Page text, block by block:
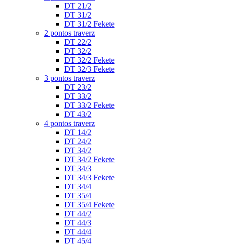
DT 21/2
DT 31/2
DT 31/2 Fekete
2 pontos traverz
DT 22/2
DT 32/2
DT 32/2 Fekete
DT 32/3 Fekete
3 pontos traverz
DT 23/2
DT 33/2
DT 33/2 Fekete
DT 43/2
4 pontos traverz
DT 14/2
DT 24/2
DT 34/2
DT 34/2 Fekete
DT 34/3
DT 34/3 Fekete
DT 34/4
DT 35/4
DT 35/4 Fekete
DT 44/2
DT 44/3
DT 44/4
DT 45/4